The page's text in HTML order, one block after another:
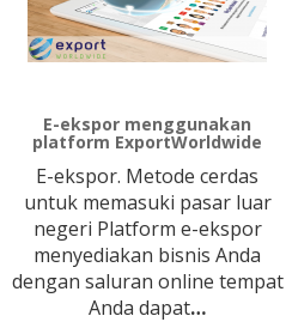
E-ekspor menggunakan
platform ExportWorldwide
E-ekspor. Metode cerdas
untuk memasuki pasar luar
negeri Platform e-ekspor
menyediakan bisnis Anda
dengan saluran online tempat
Anda dapat…